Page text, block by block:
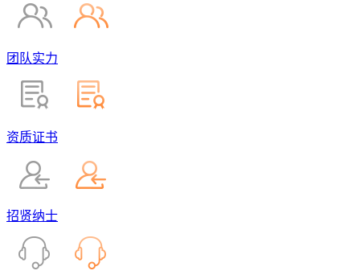
团队实力
资质证书
招贤纳士